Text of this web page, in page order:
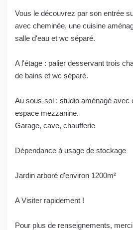
Vous le découvrez par son entrée
avec cheminée, une cuisine
salle d'eau et wc séparé.
A l'étage : palier desservant trois
de bains et wc séparé.
Au sous-sol : studio aménagé avec
espace mezzanine.
Garage, cave, chaufferie
Dépendance à usage de stockage
Jardin arboré d'environ 1200m²
A Visiter rapidement !
Pour plus de renseignements,